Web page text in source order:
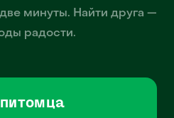
минуты. Найти друга —
радости.